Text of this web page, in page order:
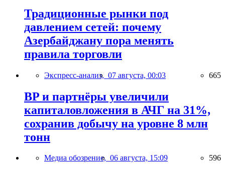
Традиционные рынки под
давлением сетей: почему
Азербайджану пора менять
правила торговли
Экспресс-анализ, 07 августа, 00:03 665
BP и партнёры увеличили
капиталовложения в АЧГ на 31%,
сохранив добычу на уровне 8 млн
тонн
Медиа обозрение, 06 августа, 15:09 596